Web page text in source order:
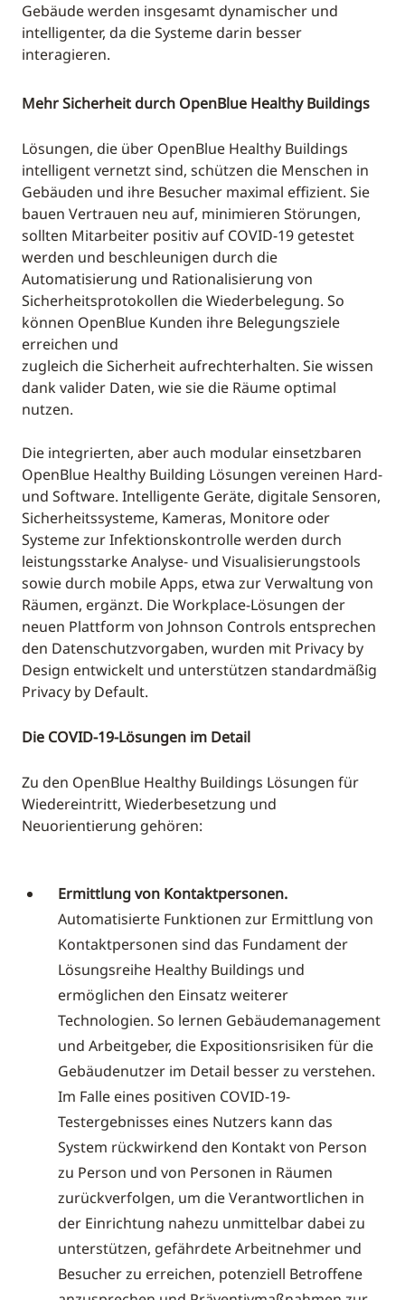
Gebäude werden insgesamt dynamischer und
intelligenter, da die Systeme darin besser
interagieren.
Mehr Sicherheit durch OpenBlue Healthy Buildings
Lösungen, die über OpenBlue Healthy Buildings
intelligent vernetzt sind, schützen die Menschen in
Gebäuden und ihre Besucher maximal effizient. Sie
bauen Vertrauen neu auf, minimieren Störungen,
sollten Mitarbeiter positiv auf COVID-19 getestet
werden und beschleunigen durch die
Automatisierung und Rationalisierung von
Sicherheitsprotokollen die Wiederbelegung. So
können OpenBlue Kunden ihre Belegungsziele
erreichen und
zugleich die Sicherheit aufrechterhalten. Sie wissen
dank valider Daten, wie sie die Räume optimal
nutzen.
Die integrierten, aber auch modular einsetzbaren
OpenBlue Healthy Building Lösungen vereinen Hard-
und Software. Intelligente Geräte, digitale Sensoren,
Sicherheitssysteme, Kameras, Monitore oder
Systeme zur Infektionskontrolle werden durch
leistungsstarke Analyse- und Visualisierungstools
sowie durch mobile Apps, etwa zur Verwaltung von
Räumen, ergänzt. Die Workplace-Lösungen der
neuen Plattform von Johnson Controls entsprechen
den Datenschutzvorgaben, wurden mit Privacy by
Design entwickelt und unterstützen standardmäßig
Privacy by Default.
Die COVID-19-Lösungen im Detail
Zu den OpenBlue Healthy Buildings Lösungen für
Wiedereintritt, Wiederbesetzung und
Neuorientierung gehören:
Ermittlung von Kontaktpersonen.
Automatisierte Funktionen zur Ermittlung von
Kontaktpersonen sind das Fundament der
Lösungsreihe Healthy Buildings und
ermöglichen den Einsatz weiterer
Technologien. So lernen Gebäudemanagement
und Arbeitgeber, die Expositionsrisiken für die
Gebäudenutzer im Detail besser zu verstehen.
Im Falle eines positiven COVID-19-
Testergebnisses eines Nutzers kann das
System rückwirkend den Kontakt von Person
zu Person und von Personen in Räumen
zurückverfolgen, um die Verantwortlichen in
der Einrichtung nahezu unmittelbar dabei zu
unterstützen, gefährdete Arbeitnehmer und
Besucher zu erreichen, potenziell Betroffene